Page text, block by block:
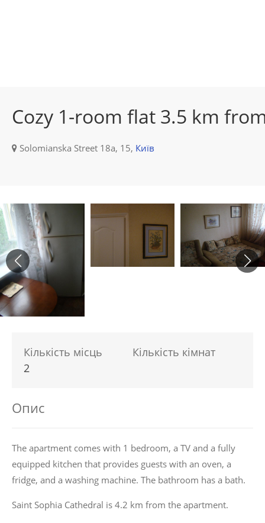
Cozy 1-room flat 3.5 km
Solomianska Street 18а, 15, Київ
Кількість місць
2
Кількість кімнат
Опис
The apartment comes with 1 bedroom, a TV and a fully
equipped kitchen that provides guests with an oven, a
fridge, and a washing machine. The bathroom has a bath.
Saint Sophia Cathedral is 4.2 km from the apartment.